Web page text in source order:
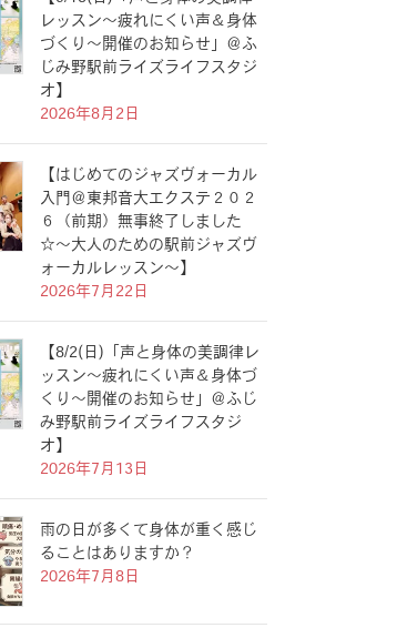
レッスン〜疲れにくい声＆身体
づくり〜開催のお知らせ」＠ふ
じみ野駅前ライズライフスタジ
オ】
2026年8月2日
【はじめてのジャズヴォーカル
入門＠東邦音大エクステ２０２
６（前期）無事終了しました
☆〜大人のための駅前ジャズヴ
ォーカルレッスン〜】
2026年7月22日
【8/2(日)「声と身体の美調律レ
ッスン〜疲れにくい声＆身体づ
くり〜開催のお知らせ」＠ふじ
み野駅前ライズライフスタジ
オ】
2026年7月13日
雨の日が多くて身体が重く感じ
ることはありますか？
2026年7月8日